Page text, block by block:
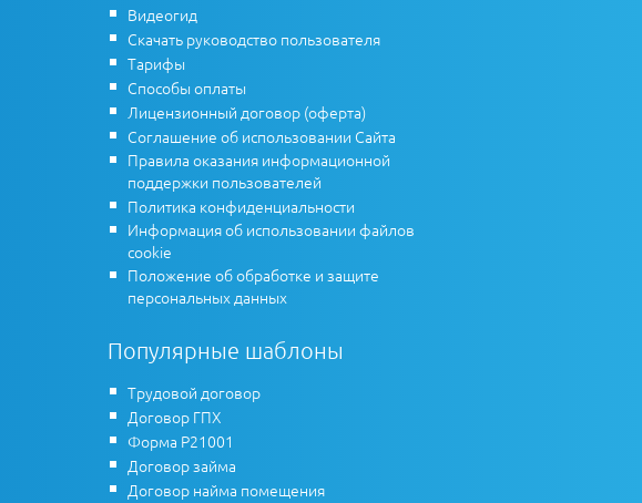
Видеогид
Скачать руководство пользователя
Тарифы
Способы оплаты
Лицензионный договор (оферта)
Соглашение об использовании Сайта
Правила оказания информационной
поддержки пользователей
Политика конфиденциальности
Информация об использовании файлов
cookie
Положение об обработке и защите
персональных данных
Популярные шаблоны
Трудовой договор
Договор ГПХ
Форма Р21001
Договор займа
Договор найма помещения